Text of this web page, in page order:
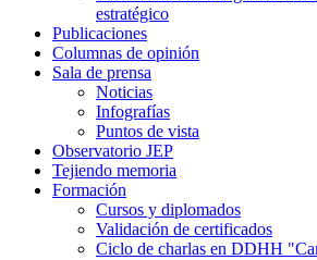
estratégico
Publicaciones
Columnas de opinión
Sala de prensa
Noticias
Infografías
Puntos de vista
Observatorio JEP
Tejiendo memoria
Formación
Cursos y diplomados
Validación de certificados
Ciclo de charlas en DDHH